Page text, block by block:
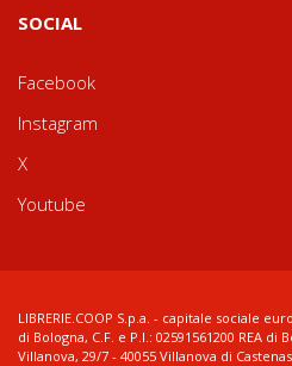
SOCIAL
Facebook
Instagram
X
Youtube
LIBRERIE.COOP S.p.a. - capitale sociale
di Bologna, C.F. e P.I.: 02591561200 REA di
Villanova, 29/7 - 40055 Villanova di